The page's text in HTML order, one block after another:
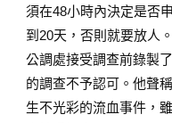
須在48小時內決定是否
到20天，否則就要放人
公調處接受調查前錄製
的調查不予認可。他聲
生不光彩的流血事件，